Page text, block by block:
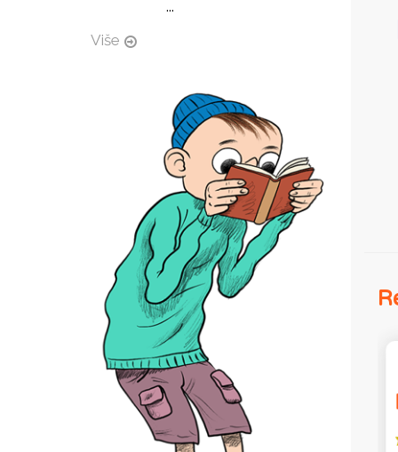
Kai
...
Više